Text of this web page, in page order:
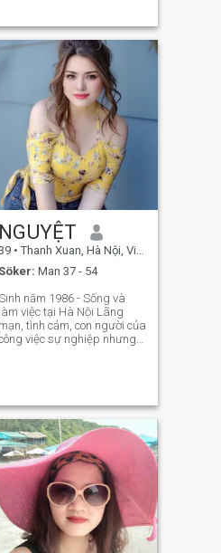
NGUYỆT
• Thanh Xuan, Hà Nội, Vietnam
Söker: Man 37 - 54
năm 1986 - Sống và
làm việc tại Hà Nội Lãng
mạn, tình cảm, con người của
việc sự nghiệp nhưng
đời